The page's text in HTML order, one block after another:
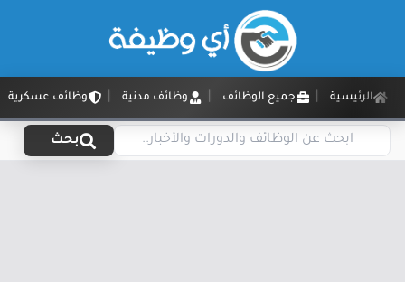
الرئيسية جميع الوظائف وظائف مدنية وظائف عسكرية
بحث